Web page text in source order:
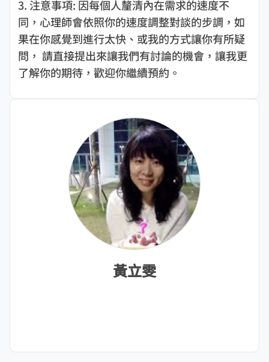
3. 注意事項: 因每個人釐清內在需求的速度不
同，心理師會依照你的速度調整對談的步調，如
果在你感覺到進行太快、或我的方式讓你有所疑
問， 請直接提出來讓我們有討論的機會，讓我更
了解你的期待，歡迎你繼續預約。
黃立雯